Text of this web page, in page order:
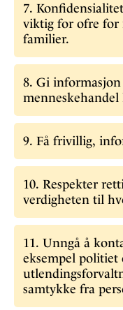
7.
viktig for ofre for
familier.
8. Gi
menneskehandel
9. Få frivillig,
10. Respekter
verdigheten til
11. ​Unngå å
eksempel politiet
samtykke fra